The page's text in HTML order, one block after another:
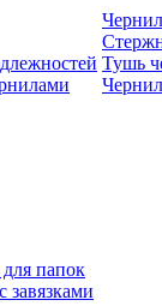
Тушь
папок
завязками